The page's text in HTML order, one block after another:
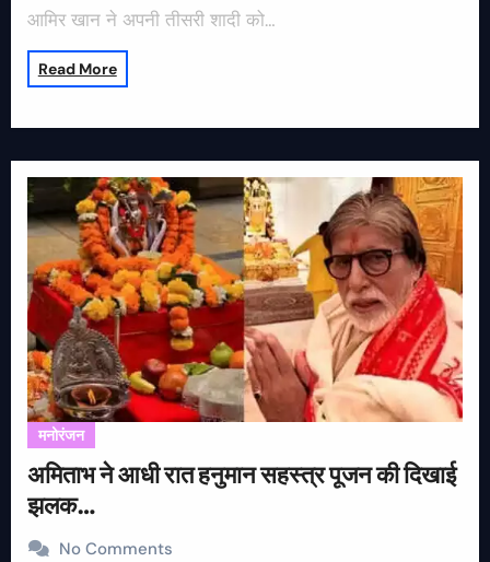
आमिर खान ने अपनी तीसरी शादी को…
Read More
मनोरंजन
अमिताभ ने आधी रात हनुमान सहस्त्र पूजन की दिखाई
झलक…
No Comments